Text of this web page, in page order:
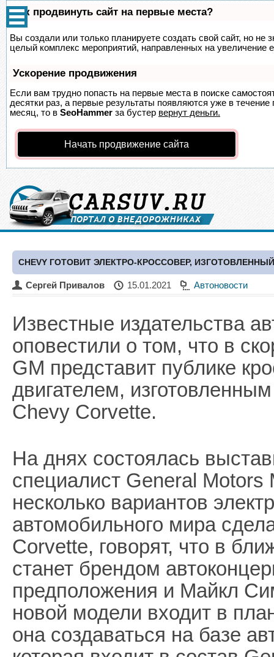
Как продвинуть сайт на первые места?
Вы создали или только планируете создать свой сайт, но не
целый комплекс мероприятий, направленных на увеличение
Ускорение продвижения
Если вам трудно попасть на первые места в поиске
десятки раз, а первые результаты появляются уже в
месяц, то в SeoHammer за бустер вернут деньги.
Начать продвижение сайта
CHEVY ГОТОВИТ ЭЛЕКТРО-КРОССОВЕР, ИЗГОТОВЛЕННЫЙ
Сергей Привалов 15.01.2021 Автоновости
Известные издательства
оповестили о том, что в
GM представит публике
двигателем,
Chevy Corvette.
На днях состоялась
специалист General
несколько вариантов
автомобильного мира
Corvette, говорят, что в
станет брендом
предположения и Майкл
новой модели входит в
она создаваться на базе